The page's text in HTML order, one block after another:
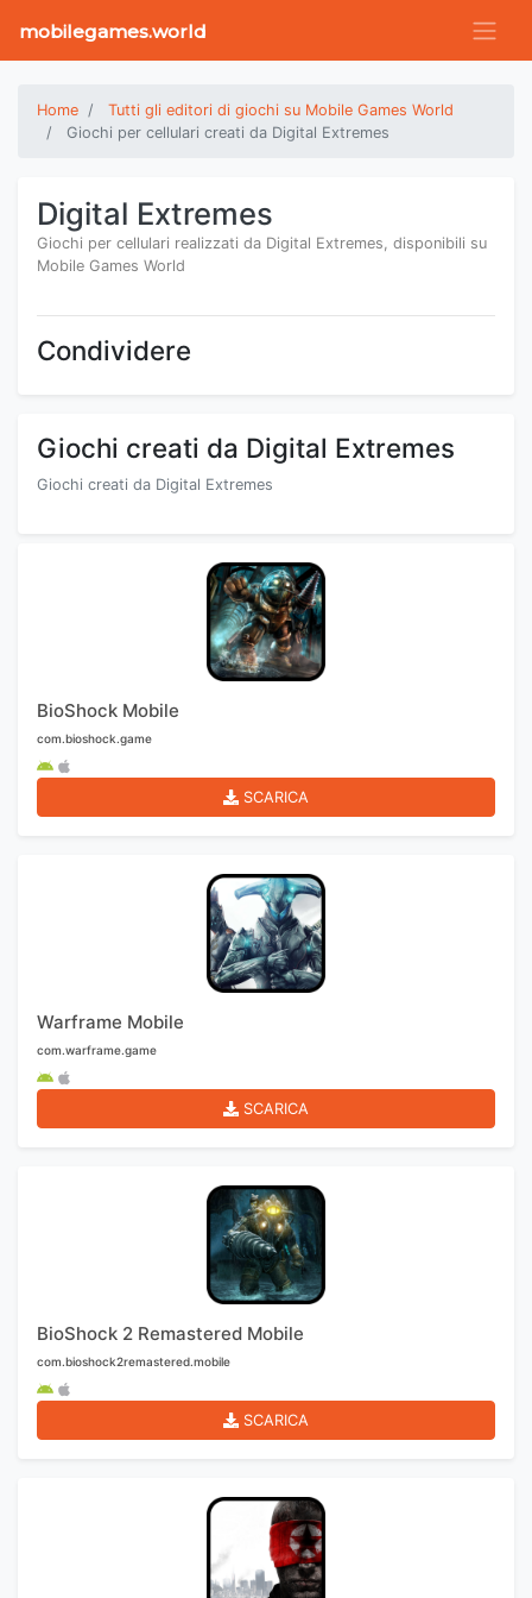
mobilegames.world
Home
Tutti gli editori di giochi su Mobile Games World
Giochi per cellulari creati da Digital Extremes
Digital Extremes
Giochi per cellulari realizzati da Digital Extremes, disponibili su
Mobile Games World
Condividere
Giochi creati da Digital Extremes
Giochi creati da Digital Extremes
BioShock Mobile
com.bioshock.game
SCARICA
Warframe Mobile
com.warframe.game
SCARICA
BioShock 2 Remastered Mobile
com.bioshock2remastered.mobile
SCARICA